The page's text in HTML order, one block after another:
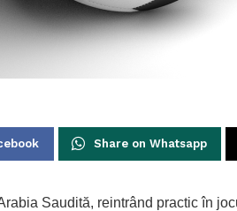
Share on Whatsapp
Saudită, reintrând practic în